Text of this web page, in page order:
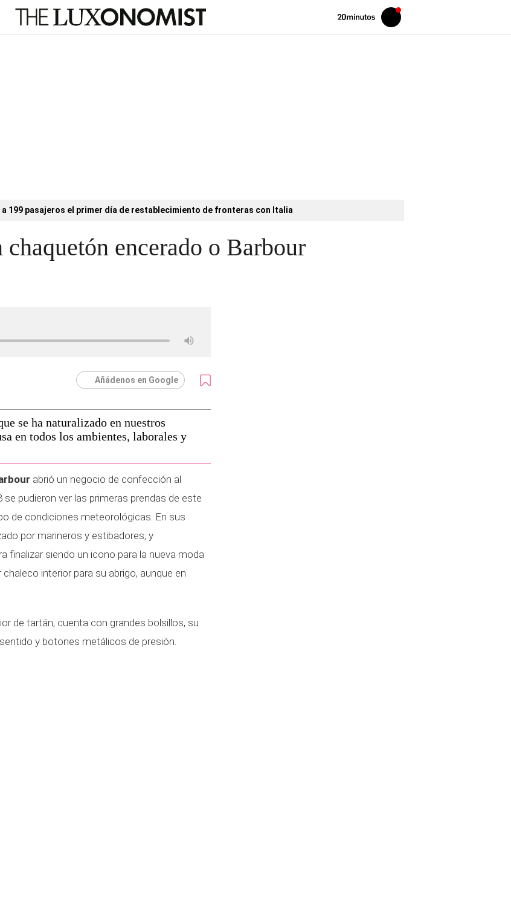
Volver
Iniciar
sesión
199 pasajeros el primer día de restablecimiento de fronteras con Italia
encerado o Barbour
Añádenos en Google
se ha naturalizado en nuestros
en todos los ambientes, laborales y
abrió un negocio de confección al
pudieron ver las primeras prendas de este
de condiciones meteorológicas. En sus
por marineros y estibadores; y
finalizar siendo un icono para la nueva moda
interior para su abrigo, aunque en
de tartán, cuenta con grandes bolsillos, su
y botones metálicos de presión.